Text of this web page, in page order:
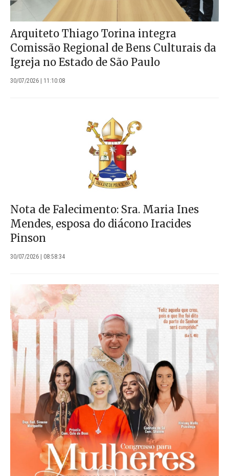
Arquiteto Thiago Torina integra
Comissão Regional de Bens Culturais da
Igreja no Estado de São Paulo
30/07/2026 | 11:10:08
Nota de Falecimento: Sra. Maria Ines
Mendes, esposa do diácono Iracides
Pinson
30/07/2026 | 08:58:34